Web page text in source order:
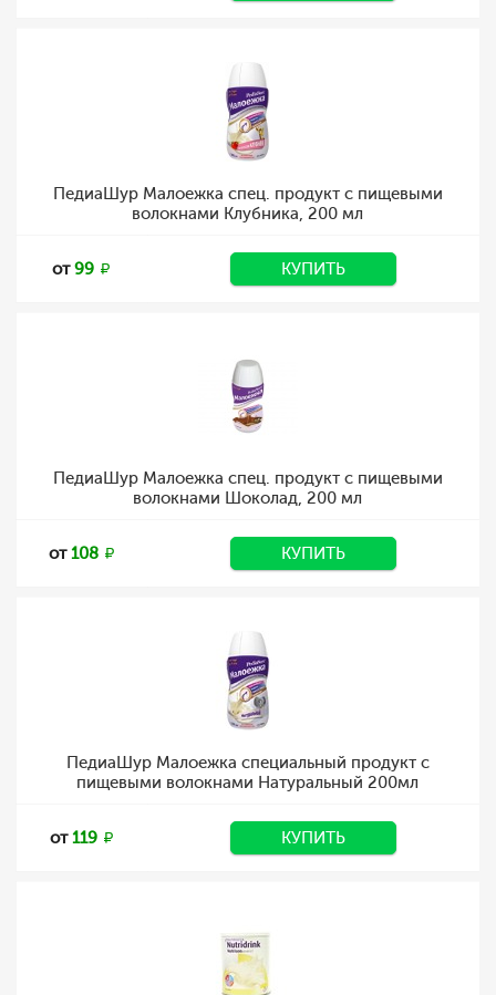
ПедиаШур Малоежка спец. продукт с пищевыми
волокнами Клубника, 200 мл
от99 КУПИТЬ
ПедиаШур Малоежка спец. продукт с пищевыми
волокнами Шоколад, 200 мл
от108 КУПИТЬ
ПедиаШур Малоежка специальный продукт с
пищевыми волокнами Натуральный 200мл
от119 КУПИТЬ